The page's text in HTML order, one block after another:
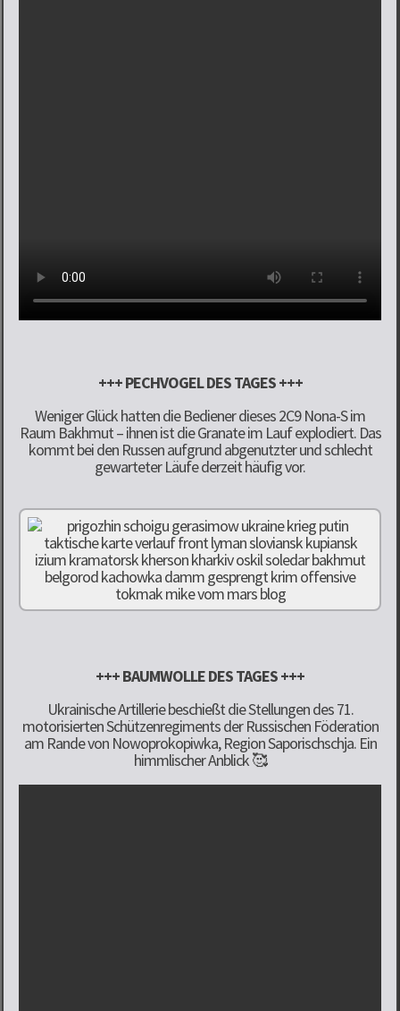
+++ PECHVOGEL DES TAGES +++
Weniger Glück hatten die Bediener dieses 2C9 Nona-S im
Raum Bakhmut – ihnen ist die Granate im Lauf explodiert. Das
kommt bei den Russen aufgrund abgenutzter und schlecht
gewarteter Läufe derzeit häufig vor.
+++ BAUMWOLLE DES TAGES +++
Ukrainische Artillerie beschießt die Stellungen des 71.
motorisierten Schützenregiments der Russischen Föderation
am Rande von Nowoprokopiwka, Region Saporischschja. Ein
himmlischer Anblick 🥰